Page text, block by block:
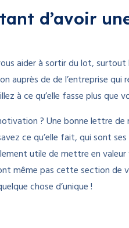
d’avoir
aider à sortir du lot, surtout
auprès de de l’entreprise qui
à ce qu’elle fasse plus que
? Une bonne lettre
ce qu’elle fait, qui sont
utile de mettre en
même pas cette section
chose d’unique !